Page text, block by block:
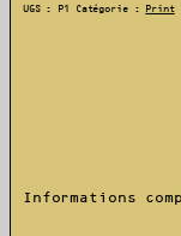
UGS : P1 Catégorie : Print
Informations